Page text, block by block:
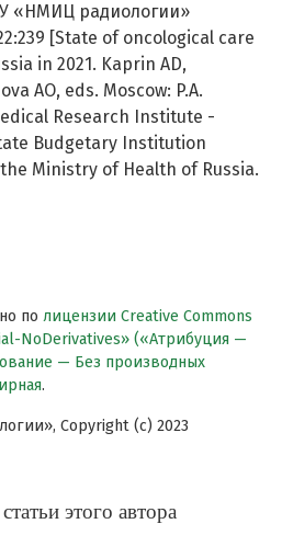
«НМИЦ радиологии»
[State of oncological care
in 2021. Kaprin AD,
AO, eds. Moscow: P.A.
Research Institute -
Budgetary Institution
Ministry of Health of Russia.
по лицензии Creative Commons
NoDerivatives» («Атрибуция —
— Без производных
.
Copyright (c) 2023
этого автора